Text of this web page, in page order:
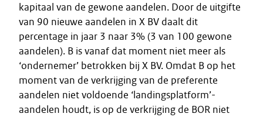
kapitaal van de gewone aandelen. Door de uitgifte
van 90 nieuwe aandelen in X BV daalt dit
percentage in jaar 3 naar 3% (3 van 100 gewone
aandelen). B is vanaf dat moment niet meer als
‘ondernemer’ betrokken bij X BV. Omdat B op het
moment van de verkrijging van de preferente
aandelen niet voldoende ‘landingsplatform’-
aandelen houdt, is op de verkrijging de BOR niet